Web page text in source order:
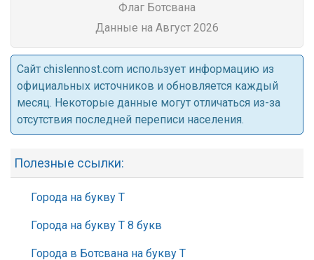
Флаг Ботсвана
Данные на Август 2026
Cайт chislennost.com использует информацию из
официальных источников и обновляется каждый
месяц. Некоторые данные могут отличаться из-за
отсутствия последней переписи населения.
Полезные ссылки:
Города на букву Т
Города на букву Т 8 букв
Города в Ботсвана на букву Т